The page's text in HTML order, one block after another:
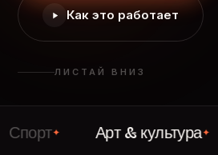
Как это работает
ЛИСТАЙ ВНИЗ
Арт & культура✦